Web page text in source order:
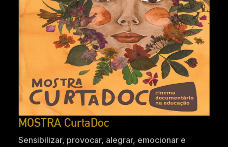
MOSTRA CurtaDoc
Sensibilizar, provocar, alegrar, emocionar e